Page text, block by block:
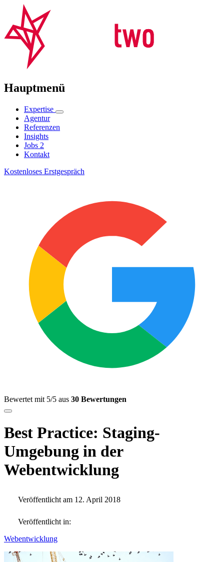
Hauptmenü
Expertise
Agentur
Referenzen
Insights
Jobs 2
Kontakt
Kostenloses Erstgespräch
Bewertet mit 5/5 aus 30 Bewertungen
Best Practice: Staging-
Umgebung in der
Webentwicklung
Veröffentlicht am 12. April 2018
Veröffentlicht in:
Webentwicklung